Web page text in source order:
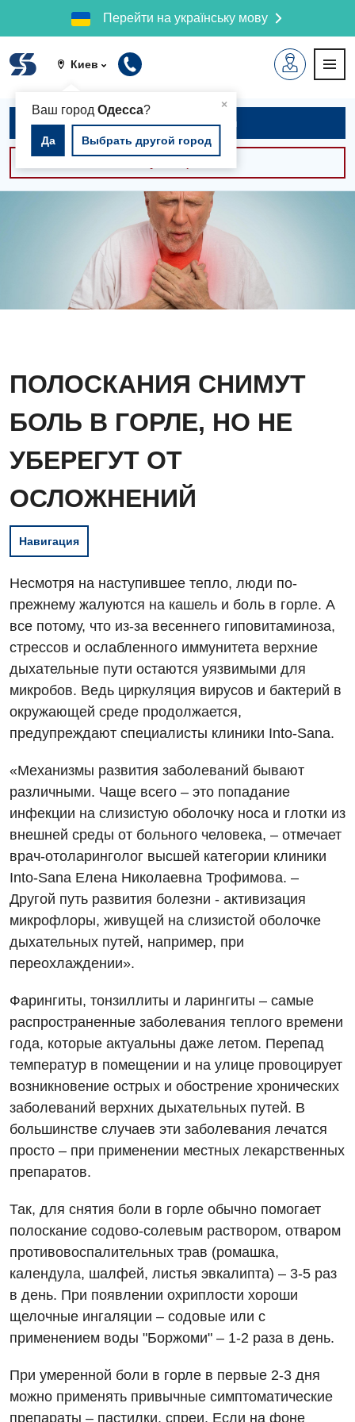
Перейти на українську мову
Киев
×
Ваш город Одесса?
Да Выбрать другой город
Вакансии
Мероприятия БПР
Интернатура
Энциклопедия
Видео
Диагностика
Диагностическое отделение
Инструментальная диагностика
Рентгенография
Эндоскопическое отделение
Для взрослых
Акушерство и гинекология
Аллергология, иммунология
Андрология
Гастроэнтерология
Гематология
Дерматовенерология
Кардиология
Маммология
Декларирование
Национальный скрининг здоровья 40+
Украинский
Записаться на приём
ПОЛОСКАНИЯ СНИМУТ
БОЛЬ В ГОРЛЕ, НО НЕ
УБЕРЕГУТ ОТ
ОСЛОЖНЕНИЙ
Навигация
Несмотря на наступившее тепло, люди по-
прежнему жалуются на кашель и боль в горле. А
все потому, что из-за весеннего гиповитаминоза,
стрессов и ослабленного иммунитета верхние
дыхательные пути остаются уязвимыми для
микробов. Ведь циркуляция вирусов и бактерий в
окружающей среде продолжается,
предупреждают специалисты клиники Into-Sana.
«Механизмы развития заболеваний бывают
различными. Чаще всего – это попадание
инфекции на слизистую оболочку носа и глотки из
внешней среды от больного человека, – отмечает
врач-отоларинголог высшей категории клиники
Into-Sana Елена Николаевна Трофимова. –
Другой путь развития болезни - активизация
микрофлоры, живущей на слизистой оболочке
дыхательных путей, например, при
переохлаждении».
Фарингиты, тонзиллиты и ларингиты – самые
распространенные заболевания теплого времени
года, которые актуальны даже летом. Перепад
температур в помещении и на улице провоцирует
возникновение острых и обострение хронических
заболеваний верхних дыхательных путей. В
большинстве случаев эти заболевания лечатся
просто – при применении местных лекарственных
препаратов.
Так, для снятия боли в горле обычно помогает
полоскание содово-солевым раствором, отваром
противовоспалительных трав (ромашка,
календула, шалфей, листья эвкалипта) – 3-5 раз
в день. При появлении охриплости хороши
щелочные ингаляции – содовые или с
применением воды "Боржоми" – 1-2 раза в день.
При умеренной боли в горле в первые 2-3 дня
можно применять привычные симптоматические
препараты – пастилки, спреи. Если на фоне